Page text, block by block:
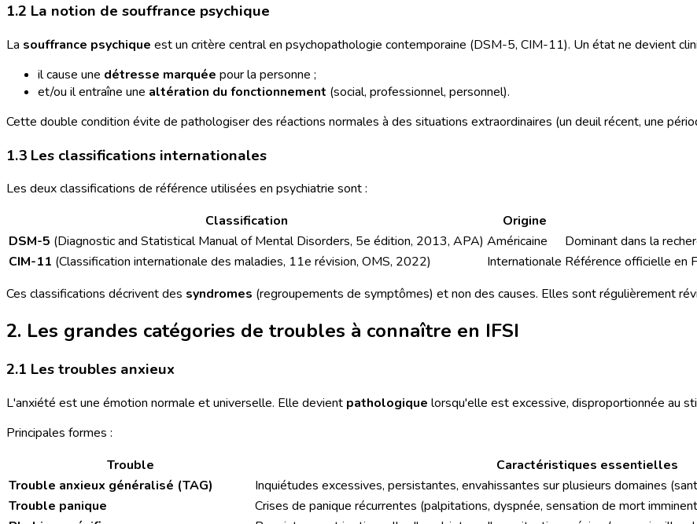
1.2 La notion de souffrance psychique
La souffrance psychique est un critère central en psychopathologie contemporaine (DSM-5, CIM-11). Un état ne devient
il cause une détresse marquée pour la personne ;
et/ou il entraîne une altération du fonctionnement (social, professionnel, personnel).
Cette double condition évite de pathologiser des réactions normales à des situations extraordinaires (un deuil récent, une
1.3 Les classifications internationales
Les deux classifications de référence utilisées en psychiatrie sont :
Classification
Origine
DSM-5 (Diagnostic and Statistical Manual of Mental Disorders, 5e édition, 2013, APA) Américaine
Dominant dans la
CIM-11 (Classification internationale des maladies, 11e révision, OMS, 2022) Internationale Référence officielle en
Ces classifications décrivent des syndromes (regroupements de symptômes) et non des causes. Elles sont régulièrement
2. Les grandes catégories de troubles à connaître en IFSI
2.1 Les troubles anxieux
L'anxiété est une émotion normale et universelle. Elle devient pathologique lorsqu'elle est excessive, disproportionnée au
Principales formes :
Trouble
Caractéristiques essentielles
Trouble anxieux généralisé (TAG)
Inquiétudes excessives, persistantes, envahissantes sur plusieurs domaines
Trouble panique
Crises de panique récurrentes (palpitations, dyspnée, sensation de mort